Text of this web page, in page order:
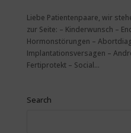
Liebe Patientenpaare, wir
zur Seite: – Kinderwunsch –
Hormonstörungen –
Implantationsversagen –
Fertiprotekt – Social...
Search